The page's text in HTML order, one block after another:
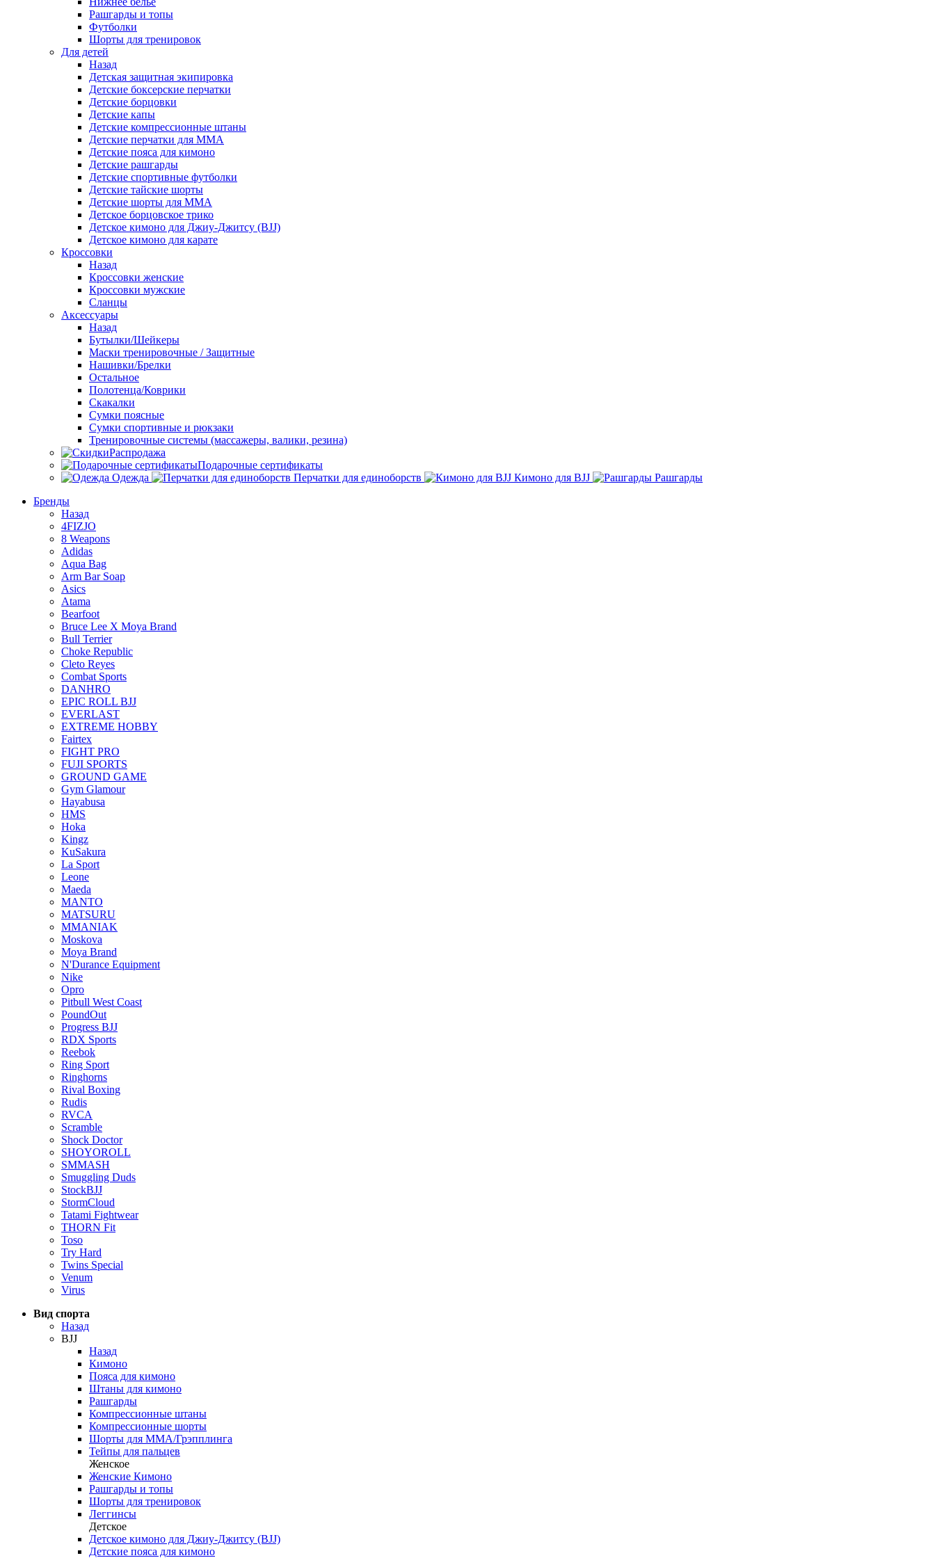
Рашгарды и топы
Футболки
Шорты для тренировок
Для детей
Назад
Детская защитная экипировка
Детские боксерские перчатки
Детские борцовки
Детские капы
Детские компрессионные штаны
Детские перчатки для ММА
Детские пояса для кимоно
Детские рашгарды
Детские спортивные футболки
Детские тайские шорты
Детские шорты для ММА
Детское борцовское трико
Детское кимоно для Джиу-Джитсу (BJJ)
Детское кимоно для карате
Кроссовки
Назад
Кроссовки женские
Кроссовки мужские
Сланцы
Аксессуары
Назад
Бутылки/Шейкеры
Маски тренировочные / Защитные
Нашивки/Брелки
Остальное
Полотенца/Коврики
Скакалки
Сумки поясные
Сумки спортивные и рюкзаки
Тренировочные системы (массажеры, валики, резина)
Распродажа
Подарочные сертификаты
Одежда
Перчатки для единоборств Кимоно для BJJ
Рашгарды
Бренды
Назад
4FIZJO
8 Weapons
Adidas
Aqua Bag
Arm Bar Soap
Asics
Atama
Bearfoot
Bruce Lee X Moya Brand
Bull Terrier
Choke Republic
Cleto Reyes
Combat Sports
DANHRO
EPIC ROLL BJJ
EVERLAST
EXTREME HOBBY
Fairtex
FIGHT PRO
FUJI SPORTS
GROUND GAME
Gym Glamour
Hayabusa
HMS
Hoka
Kingz
KuSakura
La Sport
Leone
Maeda
MANTO
MATSURU
MMANIAK
Moskova
Moya Brand
N'Durance Equipment
Nike
Opro
Pitbull West Coast
PoundOut
Progress BJJ
RDX Sports
Reebok
Ring Sport
Ringhorns
Rival Boxing
Rudis
RVCA
Scramble
Shock Doctor
SHOYOROLL
SMMASH
Smuggling Duds
StockBJJ
StormCloud
Tatami Fightwear
THORN Fit
Toso
Try Hard
Twins Special
Venum
Virus
Вид спорта
Назад
BJJ
Назад
Кимоно
Пояса для кимоно
Штаны для кимоно
Рашгарды
Компрессионные штаны
Компрессионные шорты
Шорты для ММА/Грэпплинга
Тейпы для пальцев
Женское
Женские Кимоно
Рашгарды и топы
Шорты для тренировок
Леггинсы
Детское
Детское кимоно для Джиу-Джитсу (BJJ)
Детские пояса для кимоно